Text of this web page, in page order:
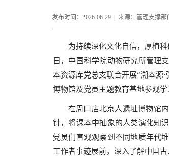
发布时间：2026-06-29 | 来源：管理支撑
为持续深化文化自信，厚植
日，中国科学院动物研究所管理
本资源库党总支联合开展“溯本源
博物馆及党员主题教育基地参观
在周口店北京人遗址博物馆
针，将课本中抽象的人类演化知
党员们直观观察到不同地质年代
工作者事迹展前，深入了解中国古